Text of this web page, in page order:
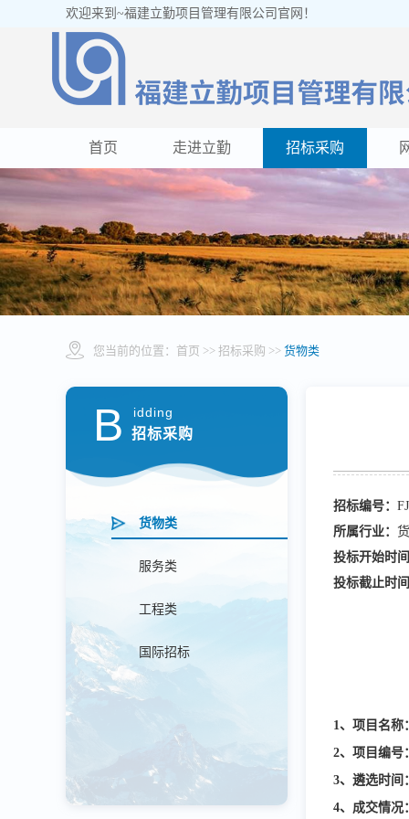
欢迎来到~福建立勤项目管理有限公司官网！
首页 走进立勤 招标采购
您当前的位置： 首页 >> 招标采购 >> 货物类
B idding
招标采购
货物类
服务类
工程类
国际招标
招标编号：
所属行业：
投标开始时
投标截止时
1、项目名称
2、项目编号
3、遴选时间
4、成交情况